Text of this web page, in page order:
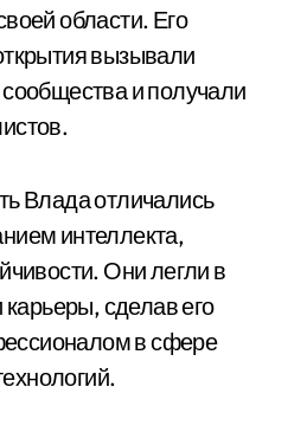
области. Его
вызывали
и получали
Влада отличались
интеллекта,
Они легли в
карьеры, сделав его
в сфере